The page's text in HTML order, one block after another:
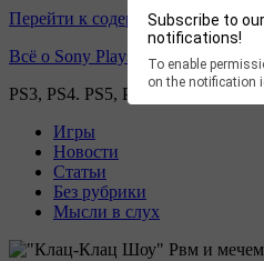
Subscribe to our
notifications!
To enable
on the notification
Перейти к содержимому
Всё о Sony Playstation
PS3, PS4. PS5, PS games
Игры
Новости
Статьи
Без рубрики
Мысли в слух